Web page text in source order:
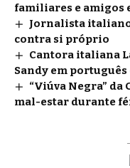
familiares e amigos
Jornalista
contra si próprio
Cantora italiana
Sandy em português
“Viúva Negra” da
mal-estar durante